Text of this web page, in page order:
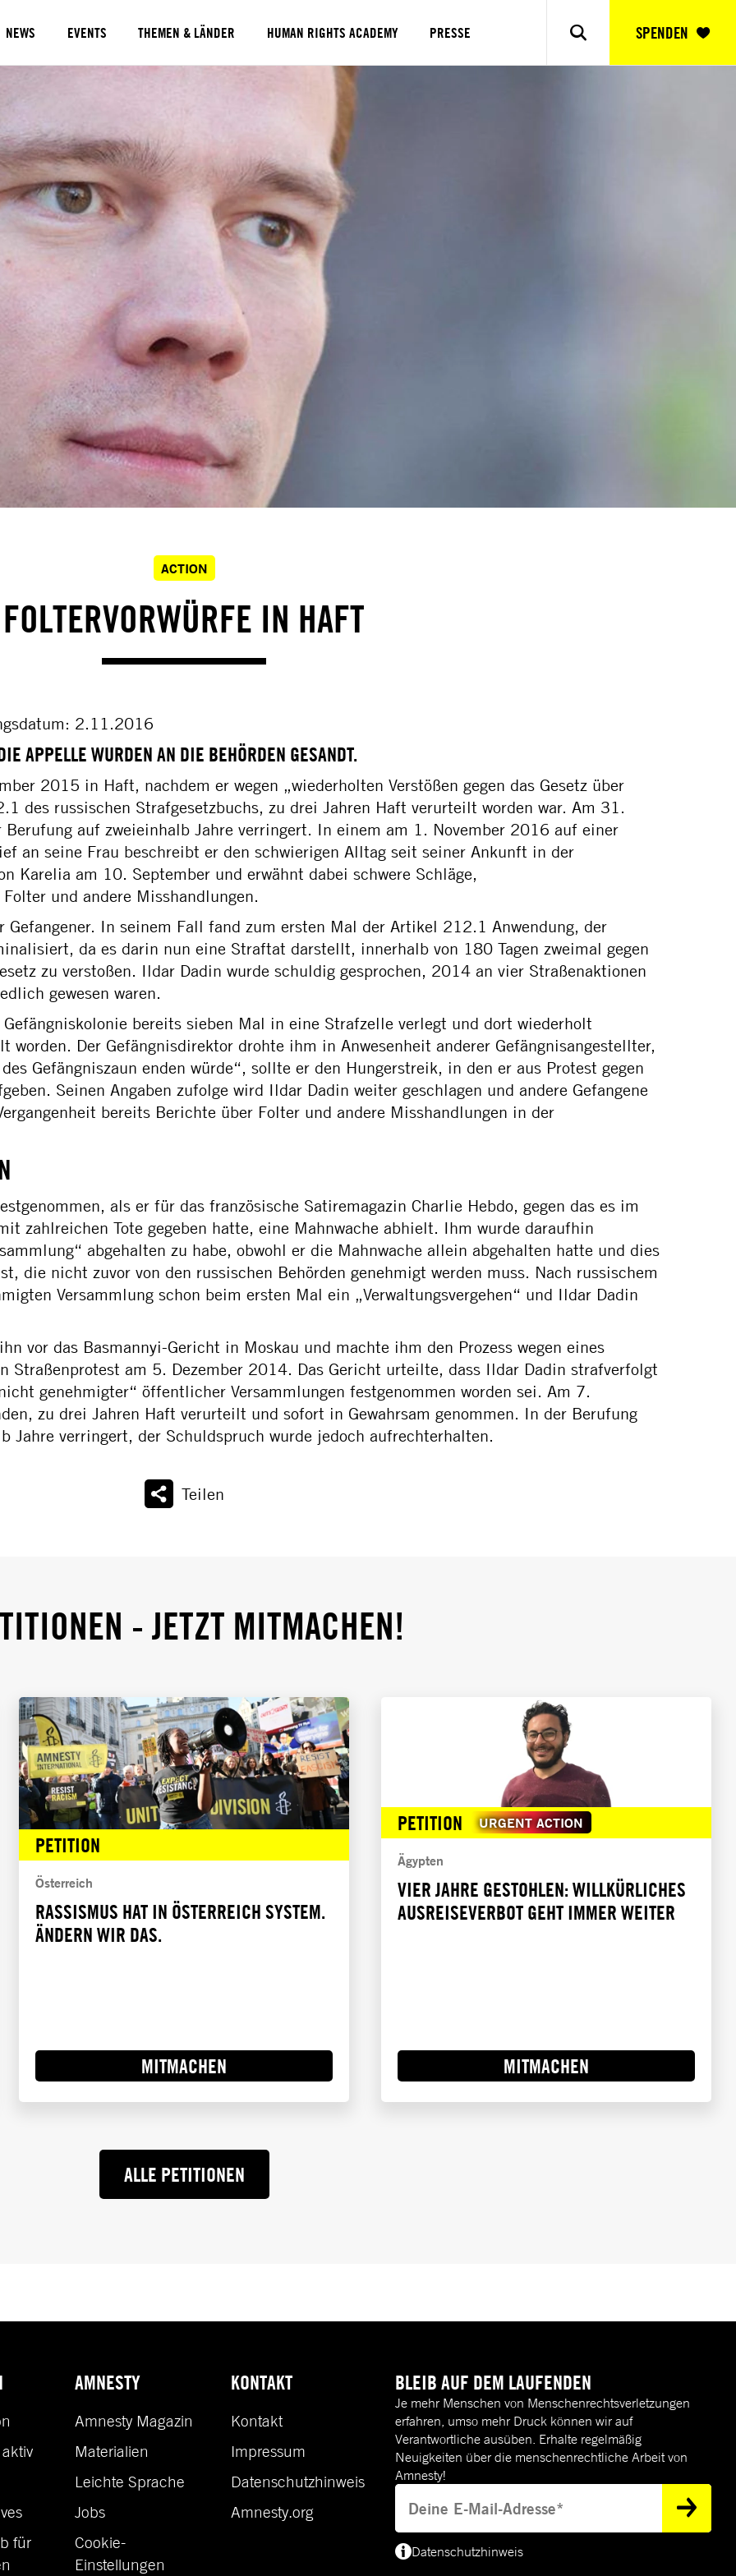
NEWS EVENTS THEMEN & LÄNDER HUMAN RIGHTS ACADEMY PRESSE SPENDEN
ACTION
FOLTERVORWÜRFE IN HAFT
2.11.2016
APPELLE WURDEN AN DIE BEHÖRDEN GESANDT.
2015 in Haft, nachdem er wegen „wiederholten Verstößen gegen das Gesetz über
des russischen Strafgesetzbuchs, zu drei Jahren Haft verurteilt worden war. Am 31.
auf zweieinhalb Jahre verringert. In einem am 1. November 2016 auf einer
an seine Frau beschreibt er den schwierigen Alltag seit seiner Ankunft in der
Karelia am 10. September und erwähnt dabei schwere Schläge,
und andere Misshandlungen.
In seinem Fall fand zum ersten Mal der Artikel 212.1 Anwendung, der
da es darin nun eine Straftat darstellt, innerhalb von 180 Tagen zweimal gegen
zu verstoßen. Ildar Dadin wurde schuldig gesprochen, 2014 an vier Straßenaktionen
gewesen waren.
bereits sieben Mal in eine Strafzelle verlegt und dort wiederholt
worden. Der Gefängnisdirektor drohte ihm in Anwesenheit anderer Gefängnisangestellter,
Gefängniszaun enden würde“, sollte er den Hungerstreik, in den er aus Protest gegen
Seinen Angaben zufolge wird Ildar Dadin weiter geschlagen und andere Gefangene
bereits Berichte über Folter und andere Misshandlungen in der
als er für das französische Satiremagazin Charlie Hebdo, gegen das es im
zahlreichen Tote gegeben hatte, eine Mahnwache abhielt. Ihm wurde daraufhin
abgehalten zu habe, obwohl er die Mahnwache allein abgehalten hatte und dies
die nicht zuvor von den russischen Behörden genehmigt werden muss. Nach russischem
Versammlung schon beim ersten Mal ein „Verwaltungsvergehen“ und Ildar Dadin
vor das Basmannyi-Gericht in Moskau und machte ihm den Prozess wegen eines
Straßenprotest am 5. Dezember 2014. Das Gericht urteilte, dass Ildar Dadin strafverfolgt
genehmigter“ öffentlicher Versammlungen festgenommen worden sei. Am 7.
zu drei Jahren Haft verurteilt und sofort in Gewahrsam genommen. In der Berufung
Jahre verringert, der Schuldspruch wurde jedoch aufrechterhalten.
Teilen
- JETZT MITMACHEN!
PETITION
Österreich
RASSISMUS HAT IN ÖSTERREICH SYSTEM.
ÄNDERN WIR DAS.
MITMACHEN
PETITION URGENT ACTION
Ägypten
VIER JAHRE GESTOHLEN: WILLKÜRLICHES
AUSREISEVERBOT GEHT IMMER WEITER
MITMACHEN
ALLE PETITIONEN
für
AMNESTY
Amnesty Magazin
Materialien
Leichte Sprache
Jobs
Cookie-
Einstellungen
KONTAKT
Kontakt
Impressum
Datenschutzhinweis
Amnesty.org
BLEIB AUF DEM LAUFENDEN
Je mehr Menschen von Menschenrechtsverletzungen
erfahren, umso mehr Druck können wir auf
Verantwortliche ausüben. Erhalte regelmäßig
Neuigkeiten über die menschenrechtliche Arbeit von
Amnesty!
Deine E-Mail-Adresse
Datenschutzhinweis